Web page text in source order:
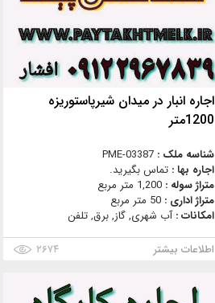
اجاره انبار در میدان شیرپاستوریزه
1200متر
شناسه ملک : PME-03387
اجاره بها : تماس بگیرید.
متراژ سوله : 1,200 متر مربع
متراژ اداری : 50 متر مربع
امکانات :آب شهری, گاز, برق, تلفن
اطلاعات بیشتر
۲۶۷۴